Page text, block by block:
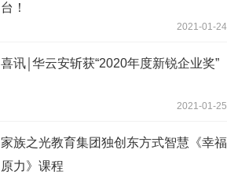
台！
2021-01-24
喜讯￨华云安斩获“2020年度新锐企业奖”
2021-01-25
家族之光教育集团独创东方式智慧《幸福
原力》课程